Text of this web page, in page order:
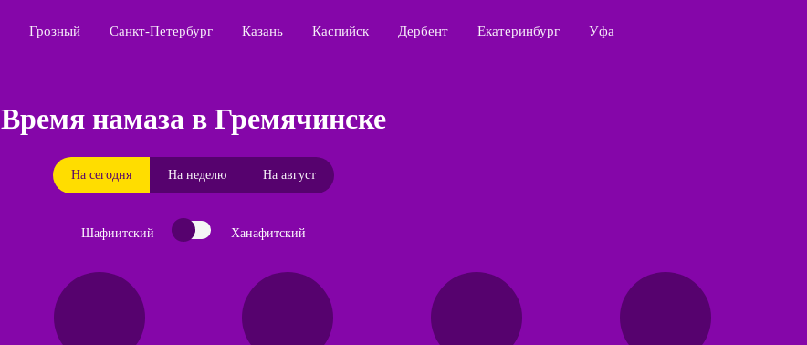
Грозный Санкт-Петербург Казань Каспийск Дербент Екатеринбург Уфа
Время намаза в Гремячинске
На сегодня На неделю На август
Шафиитский Ханафитский